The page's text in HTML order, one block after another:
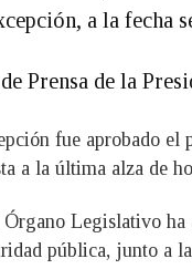
a la fecha
Prensa de la
fue aprobado el
a la última alza de
Órgano Legislativo
pública, junto a